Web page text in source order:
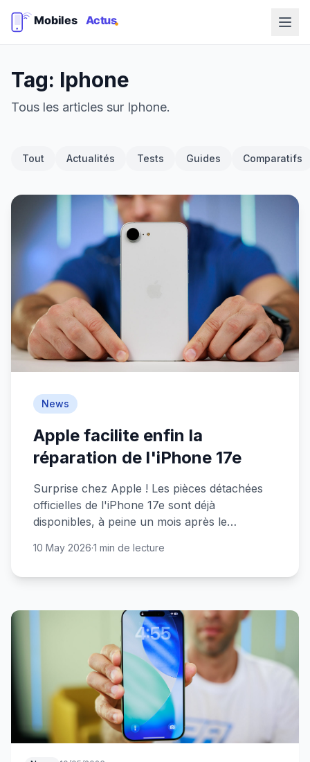
Tag: Iphone
Tous les articles sur Iphone.
Tout Actualités Tests Guides Comparatifs
News
Apple facilite enfin la
réparation de l'iPhone 17e
Surprise chez Apple ! Les pièces détachées
officielles de l'iPhone 17e sont déjà
disponibles, à peine un mois après le
pour les bricoleurs.
10 May 2026·1 min de lecture